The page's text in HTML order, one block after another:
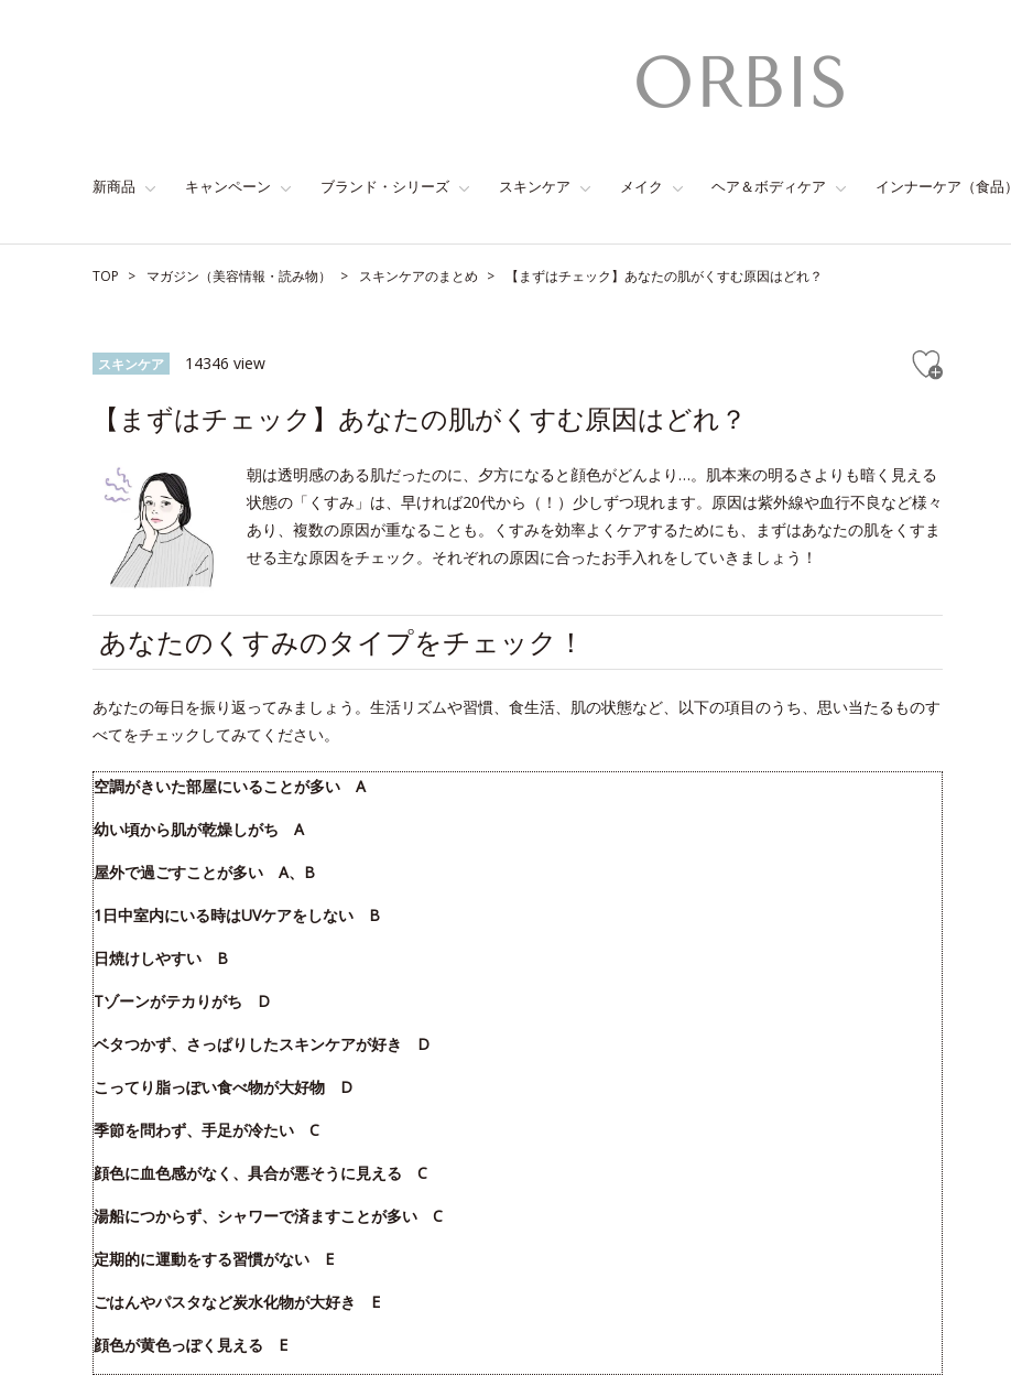
新商品 キャンペーン ブランド・シリーズ スキンケア メイク ヘア＆ボディケア インナーケア（食品）
TOP マガジン（美容情報・読み物） スキンケアのまとめ 【まずはチェック】あなたの肌がくすむ原因はどれ？
スキンケア 14346 view
【まずはチェック】あなたの肌がくすむ原因はどれ？
朝は透明感のある肌だったのに、夕方になると顔色がどんより…。肌本来の明るさよりも暗く見える
状態の「くすみ」は、早ければ20代から（！）少しずつ現れます。原因は紫外線や血行不良など様々
あり、複数の原因が重なることも。くすみを効率よくケアするためにも、まずはあなたの肌をくすま
せる主な原因をチェック。それぞれの原因に合ったお手入れをしていきましょう！
あなたのくすみのタイプをチェック！
あなたの毎日を振り返ってみましょう。生活リズムや習慣、食生活、肌の状態など、以下の項目のうち、思い当たるものす
べてをチェックしてみてください。
空調がきいた部屋にいることが多い A
幼い頃から肌が乾燥しがち A
屋外で過ごすことが多い A、B
1日中室内にいる時はUVケアをしない B
日焼けしやすい B
Tゾーンがテカりがち D
ベタつかず、さっぱりしたスキンケアが好き D
こってり脂っぽい食べ物が大好物 D
季節を問わず、手足が冷たい C
顔色に血色感がなく、具合が悪そうに見える C
湯船につからず、シャワーで済ますことが多い C
定期的に運動をする習慣がない E
ごはんやパスタなど炭水化物が大好き E
顔色が黄色っぽく見える E